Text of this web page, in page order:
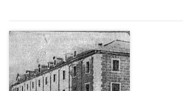
REVOLUCIÓN DE OCTUBRE DE 1934